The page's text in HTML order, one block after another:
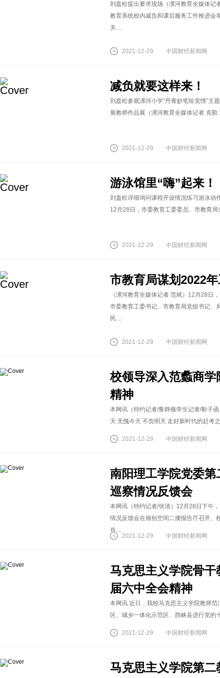
刘盘松提出要求现场（漯河教育全媒体记
教育系统校内减负和课后服务工作推进会
关....
2021-12-29 中国财经新闻网
减负就要这样来！
刘盘松参观漯河小学“丹青妙笔绘党情”主
展教师作品展（漯河教育全媒体记者 克
2021-12-29 中国财经新闻网
游泳馆里“嗨”起来！
刘盘松详细询问课程开设情况练习游泳动
12月28日，市委教育工委委员、市教育
2021-12-29 中国财经新闻网
市教育局谋划2022
（漯河教育全媒体记者 范斌）12月28日
市委教育工委书记、市教育局党组书记、
民....
2021-12-29 中国财经新闻网
校领导深入范蠡商
精神
本网讯（特约记者/鲁静薇学生记者/靳子
天 无愧今天 不负明天 走好新时代的赶
2021-12-29 中国财经新闻网
南阳理工学院党委
巡察情况反馈会
本网讯（特约记者/张清）12月28日下午
情况反馈会在领创空间二搂报告厅召开。
肖....
2021-12-29
中国财经新闻网
马克思主义学院骨
届六中全会精神
本网讯 近日，我校马克思主义学院教师
区、城乡一体化示范区、西峡县进行党的
2021-12-29 中国财经新闻网
马克思主义学院第